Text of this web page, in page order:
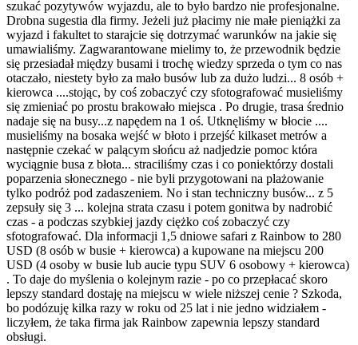
szukać pozytywów wyjazdu, ale to było bardzo nie profesjonalne.
Drobna sugestia dla firmy. Jeżeli już płacimy nie małe pieniążki za
wyjazd i fakultet to starajcie się dotrzymać warunków na jakie się
umawialiśmy. Zagwarantowane mielimy to, że przewodnik będzie
się przesiadał między busami i trochę wiedzy sprzeda o tym co nas
otaczało, niestety było za mało busów lub za dużo ludzi... 8 osób +
kierowca ....stojąc, by coś zobaczyć czy sfotografować musieliśmy
się zmieniać po prostu brakowało miejsca . Po drugie, trasa średnio
nadaje się na busy...z napędem na 1 oś. Utknęliśmy w błocie ....
musieliśmy na bosaka wejść w błoto i przejść kilkaset metrów a
następnie czekać w palącym słońcu aż nadjedzie pomoc która
wyciągnie busa z błota... straciliśmy czas i co poniektórzy dostali
poparzenia słonecznego - nie byli przygotowani na plażowanie
tylko podróż pod zadaszeniem. No i stan techniczny busów... z 5
zepsuły się 3 ... kolejna strata czasu i potem gonitwa by nadrobić
czas - a podczas szybkiej jazdy ciężko coś zobaczyć czy
sfotografować. Dla informacji 1,5 dniowe safari z Rainbow to 280
USD (8 osób w busie + kierowca) a kupowane na miejscu 200
USD (4 osoby w busie lub aucie typu SUV 6 osobowy + kierowca)
. To daje do myślenia o kolejnym razie - po co przepłacać skoro
lepszy standard dostaję na miejscu w wiele niższej cenie ? Szkoda,
bo podózuję kilka razy w roku od 25 lat i nie jedno widziałem -
liczyłem, że taka firma jak Rainbow zapewnia lepszy standard
obsługi.